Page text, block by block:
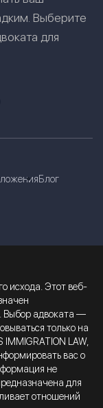
Выберите
для
Блог
исхода. Этот веб-
Выбор адвоката —
только на
LAW,
вас о
не
для
отношений